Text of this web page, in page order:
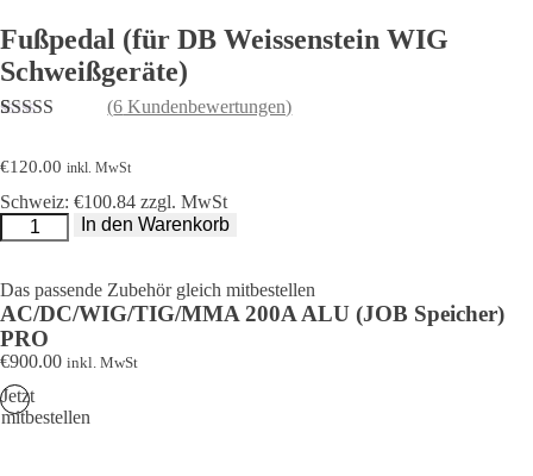
Fußpedal (für DB Weissenstein WIG
Schweißgeräte)
basierend
auf
Kundenbewertungen
(6 Kundenbewertungen)
€120.00 inkl. MwSt
Schweiz: €100.84 zzgl. MwSt
Fußpedal
WIG
Schweißgeräte)
Menge
In den Warenkorb
Das passende Zubehör gleich mitbestellen
AC/DC/WIG/TIG/MMA 200A ALU (JOB Speicher)
PRO
€900.00 inkl. MwSt
Jetzt
mitbestellen